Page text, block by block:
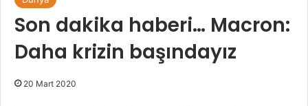
Son dakika haberi… Macron:
Daha krizin başındayız
20 Mart 2020